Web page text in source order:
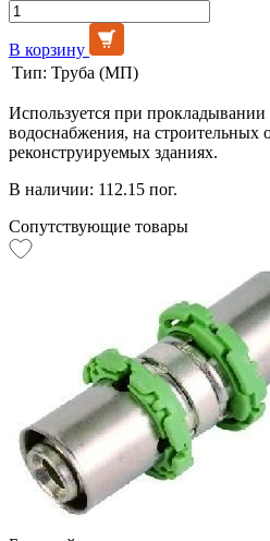
В корзину
Тип: Труба (МП)
Используется при прокладывании
водоснабжения, на строительных
реконструируемых зданиях.
В наличии: 112.15 пог.
Сопутствующие товары